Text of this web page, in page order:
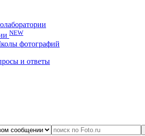
NEW
фотографий
и ответы